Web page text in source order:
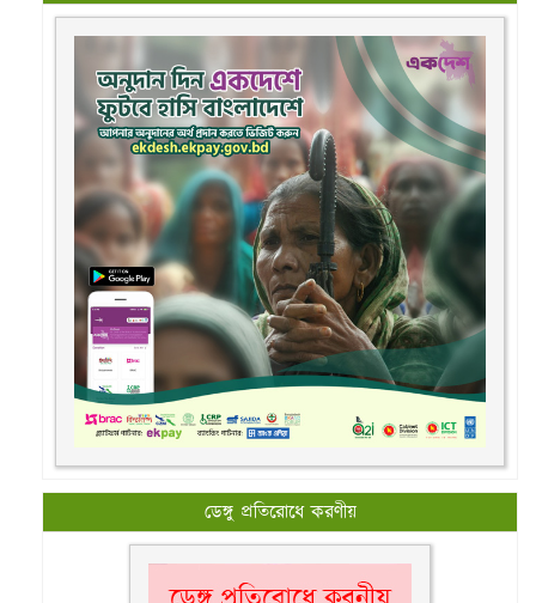
ডেঙ্গু প্রতিরোধে করণীয়